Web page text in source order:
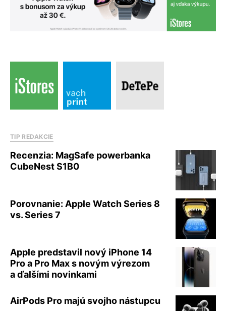
TIP REDAKCIE
Recenzia: MagSafe powerbanka
CubeNest S1B0
Porovnanie: Apple Watch Series 8
vs. Series 7
Apple predstavil nový iPhone 14
Pro a Pro Max s novým výrezom
a ďalšími novinkami
AirPods Pro majú svojho nástupcu